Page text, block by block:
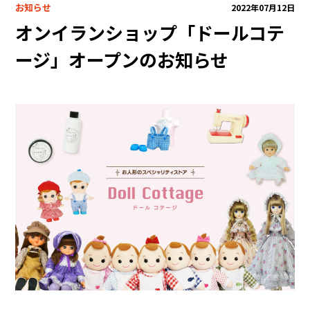
企業キャラクター・限定品
ライセンス商品
医療向け
ODM・OEM
お知らせ 2022年07月12日
オンイランショップ「ドールコテ
ージ」オープンのお知らせ